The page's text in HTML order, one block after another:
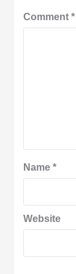
Comment*
Name*
Website